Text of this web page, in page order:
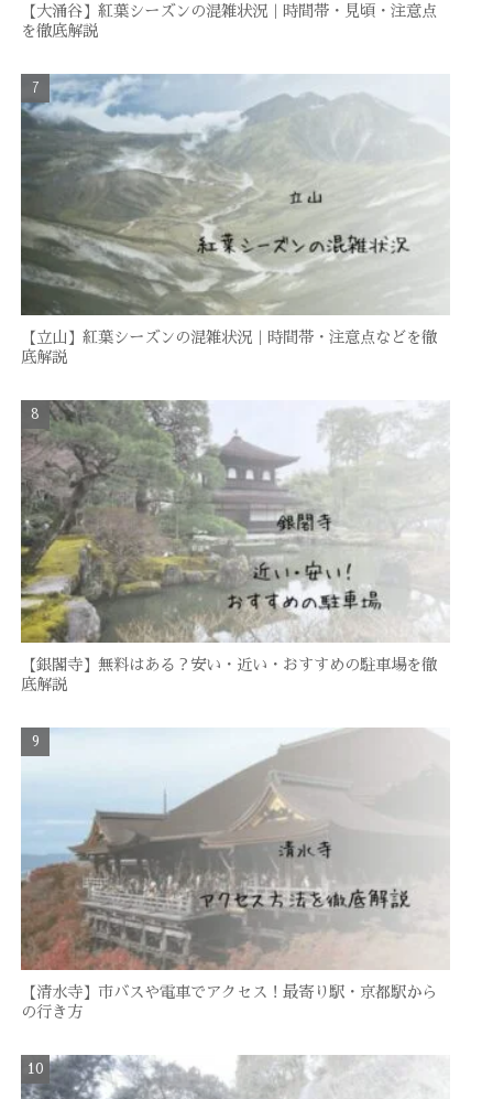
【大涌谷】紅葉シーズンの混雑状況｜時間帯・見頃・注意点
を徹底解説
【立山】紅葉シーズンの混雑状況｜時間帯・注意点などを徹
底解説
【銀閣寺】無料はある？安い・近い・おすすめの駐車場を徹
底解説
【清水寺】市バスや電車でアクセス！最寄り駅・京都駅から
の行き方